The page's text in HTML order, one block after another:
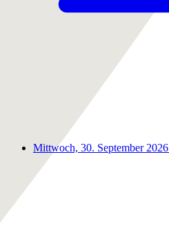
Mittwoch, 30. September 2026